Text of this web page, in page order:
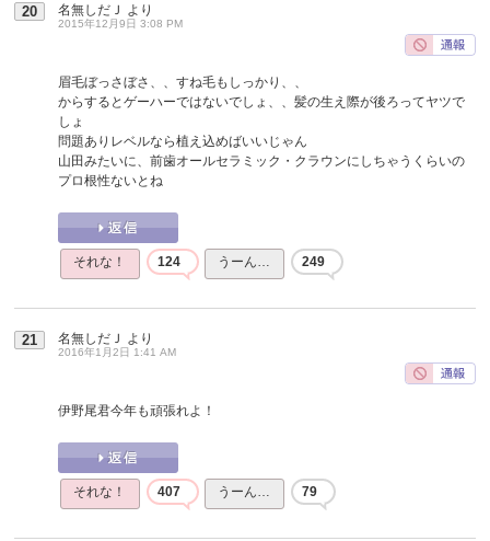
20 名無しだＪ より
2015年12月9日 3:08 PM
眉毛ぼっさぼさ、、すね毛もしっかり、、
からするとゲーハーではないでしょ、、髪の生え際が後ろってヤツで
しょ
問題ありレベルなら植え込めばいいじゃん
山田みたいに、前歯オールセラミック・クラウンにしちゃうくらいの
プロ根性ないとね
それな！ 124 うーん… 249
21 名無しだＪ より
2016年1月2日 1:41 AM
伊野尾君今年も頑張れよ！
それな！ 407 うーん… 79